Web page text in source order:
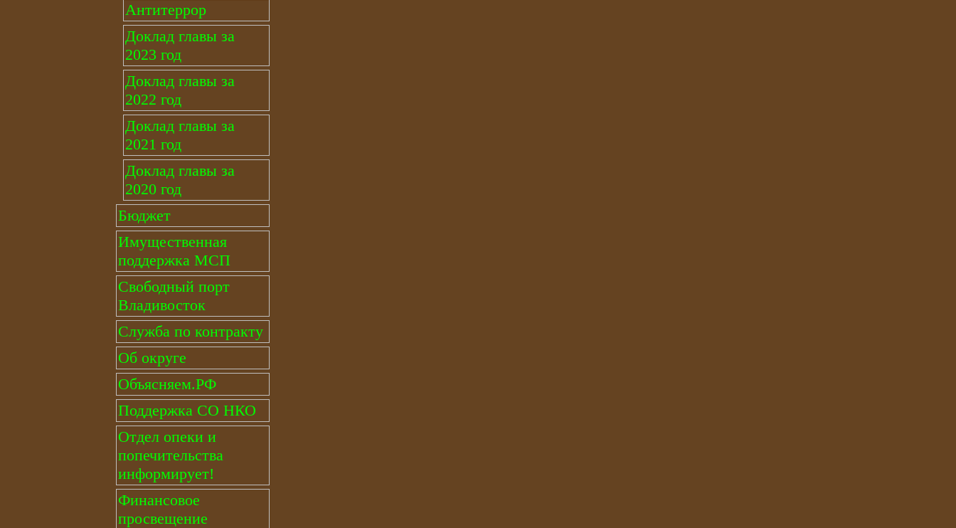
Антитеррор
Доклад главы за
2023 год
Доклад главы за
2022 год
Доклад главы за
2021 год
Доклад главы за
2020 год
Бюджет
Имущественная
поддержка МСП
Свободный порт
Владивосток
Служба по контракту
Об округе
Объясняем.РФ
Поддержка СО НКО
Отдел опеки и
попечительства
информирует!
Финансовое
просвещение